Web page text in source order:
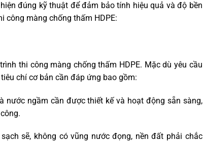
đúng kỹ thuật để đảm bảo tính hiệu quả và độ bền
công màng chống thấm HDPE:
thi công màng chống thấm HDPE. Mặc dù yêu cầu
chí cơ bản cần đáp ứng bao gồm:
nước ngầm cần được thiết kế và hoạt động sẵn sàng,
sẽ, không có vũng nước đọng, nền đất phải chắc